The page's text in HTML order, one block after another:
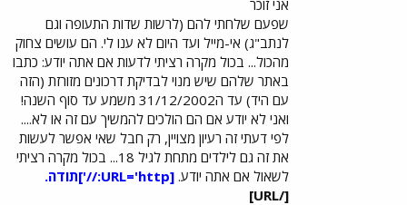
השחקים,אך תשובות סבירות - לא בטוח שיש להם למרות
מעמדם הרם...
אני זוכר
שפעם שלחתי להם (לרשות שדות התעופה וגם
לנתב"ג) אי-מייל ועד היום לא ענו לי. הם עושים צחוק
מהכול... בכול מקרה רציתי לדעות אם אתה יודע: כתבו
באתר שלהם שיש מנוי לבדיקת דרכונים מזורזת (הזה
עם היד) עד ה31/12/2002 משמע עד סוף השנה!
ואני לא יודע אם הם הולכים להמשיך עם זה או לא....
לפי דעתי זה רעיון מצויין, רק חבל שאי אפשר לעשות
את זה גם לילדים מתחת לגיל 18... בכול מקרה רציתי
לשאול אם אתה יודע. [URL='http://']
תודה.
[/URL]